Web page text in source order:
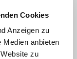
Cookies
Anzeigen zu
Medien anbieten
zu